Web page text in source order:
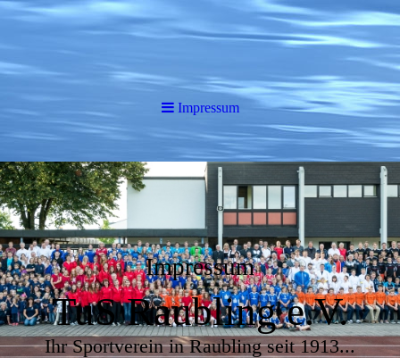
Impressum
TuS Raubling e.V.
Ihr Sportverein in Raubling seit 1913...
Impressum